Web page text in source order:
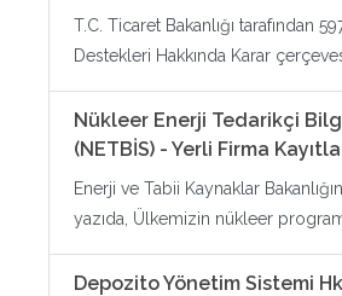
T.C. Ticaret Bakanlığı tarafından
Destekleri Hakkında Karar
Nükleer Enerji Tedarikçi
(NETBİS) - Yerli Firma
Enerji ve Tabii Kaynaklar
yazıda, Ülkemizin nükleer programı
Depozito Yönetim Sistemi